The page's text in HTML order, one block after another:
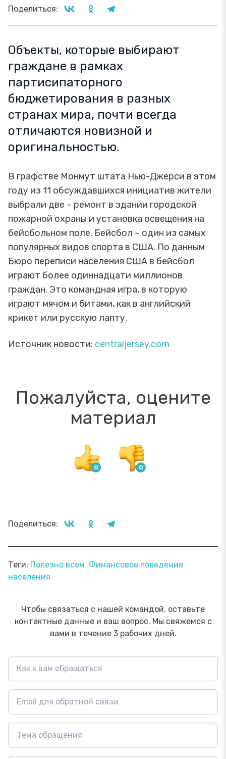
Поделиться:
Объекты, которые выбирают
граждане в рамках
партисипаторного
бюджетирования в разных
странах мира, почти всегда
отличаются новизной и
оригинальностью.
В графстве Монмут штата Нью-Джерси в этом
году из 11 обсуждавшихся инициатив жители
выбрали две – ремонт в здании городской
пожарной охраны и установка освещения на
бейсбольном поле. Бейсбол – один из самых
популярных видов спорта в США. По данным
Бюро переписи населения США в бейсбол
играют более одиннадцати миллионов
граждан. Это командная игра, в которую
играют мячом и битами, как в английский
крикет или русскую лапту.
Источник новости: centraljersey.com
Пожалуйста, оцените
материал
Поделиться:
Теги: Полезно всем Финансовое поведение
населения
Чтобы связаться с нашей командой, оставьте
контактные данные и ваш вопрос. Мы свяжемся с
вами в течение 3 рабочих дней.